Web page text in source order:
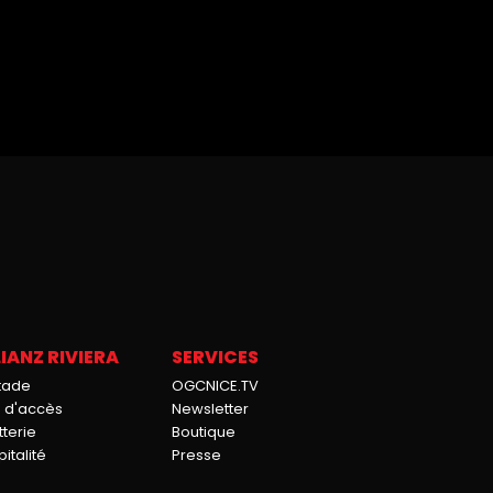
RIVIERA
d'accès
SERVICES
OGCNICE.TV
Newsletter
Boutique
Presse